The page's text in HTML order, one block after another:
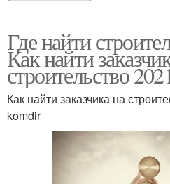
Где найти
Как найти
строительство
Как найти заказчика на
komdir